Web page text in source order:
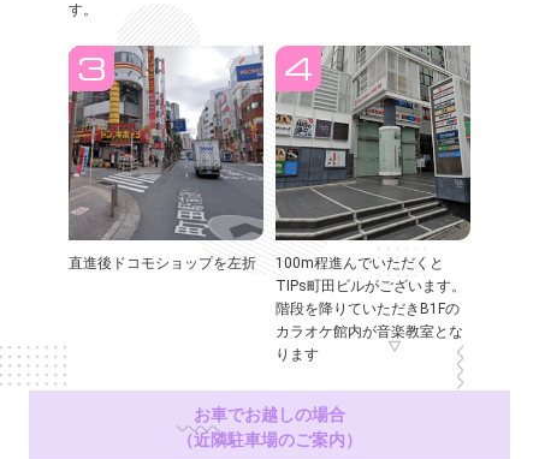
す。
直進後ドコモショップを左折
100m程進んでいただくと
TIPs町田ビルがございます。
階段を降りていただきB1Fの
カラオケ館内が音楽教室とな
ります
お車でお越しの場合
（近隣駐車場のご案内）